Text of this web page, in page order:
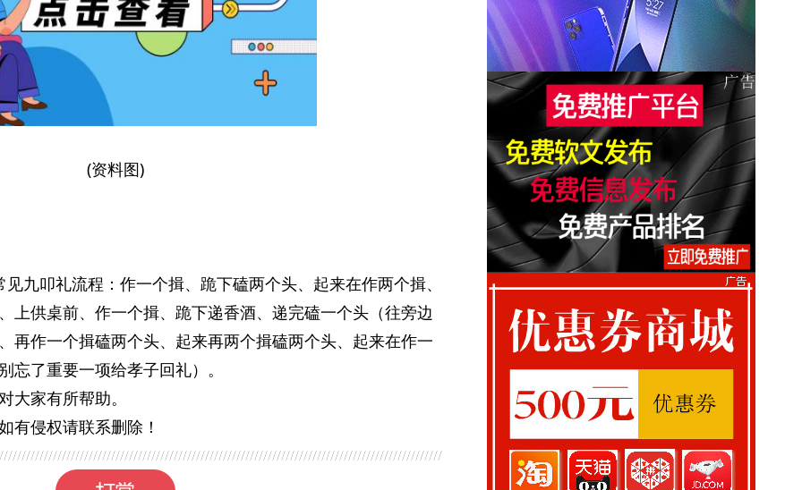
(资料图)
九叩礼流程：作一个揖、跪下磕两个头、起来在作两个揖、
上供桌前、作一个揖、跪下递香酒、递完磕一个头（往旁边
再作一个揖磕两个头、起来再两个揖磕两个头、起来在作一
忘了重要一项给孝子回礼）。
大家有所帮助。
有侵权请联系删除！